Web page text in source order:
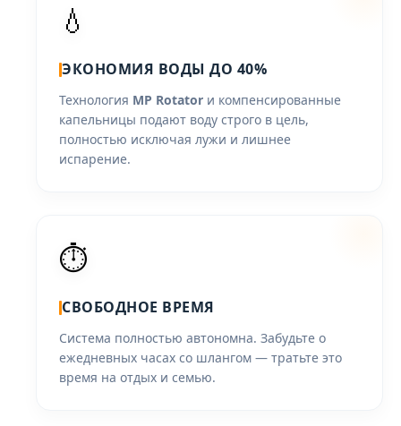
💧
ЭКОНОМИЯ ВОДЫ ДО 40%
Технология MP Rotator и компенсированные
капельницы подают воду строго в цель,
полностью исключая лужи и лишнее
испарение.
⏱️
СВОБОДНОЕ ВРЕМЯ
Система полностью автономна. Забудьте о
ежедневных часах со шлангом — тратьте это
время на отдых и семью.